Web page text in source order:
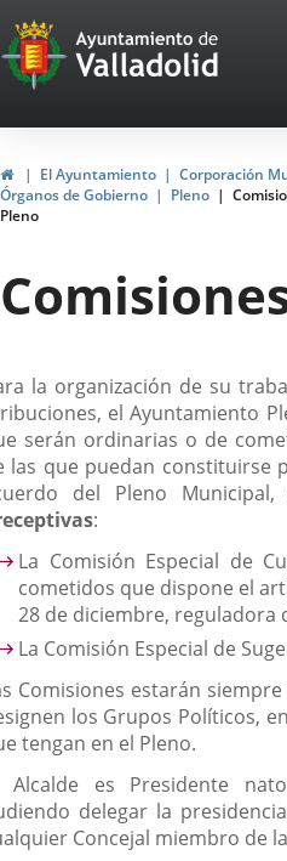
Portal
Web
del
Ayuntamiento
de
Valladolid
InicioEl Ayuntamiento
Corporación
Órganos de Gobierno
Pleno
Pleno
la organización de su
el Ayuntamiento
serán ordinarias o de
las que puedan constituirse
del Pleno Municipal,
:
La Comisión Especial de
cometidos que dispone el
28 de diciembre, reguladora
La Comisión Especial de
Comisiones estarán
los Grupos Políticos,
tengan en el Pleno.
Alcalde es Presidente
delegar la
Concejal miembro de